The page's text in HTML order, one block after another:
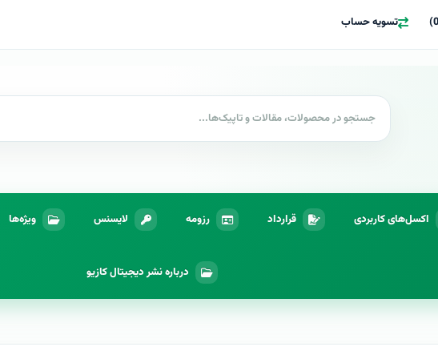
تسویه حساب
اکسل‌های کاربردی قرارداد رزومه لایسنس ویژه‌ها
درباره نشر دیجیتال کازیو